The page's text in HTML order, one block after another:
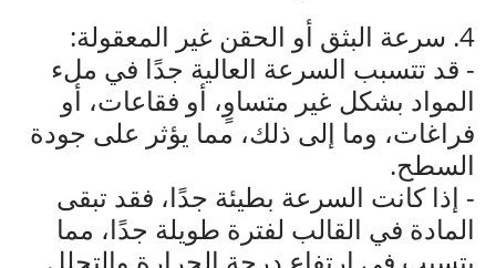
4. سرعة البثق أو الحقن غير المعقولة:
- قد تتسبب السرعة العالية جدًا في ملء
المواد بشكل غير متساوٍ، أو فقاعات، أو
فراغات، وما إلى ذلك، مما يؤثر على جودة
السطح.
- إذا كانت السرعة بطيئة جدًا، فقد تبقى
المادة في القالب لفترة طويلة جدًا، مما